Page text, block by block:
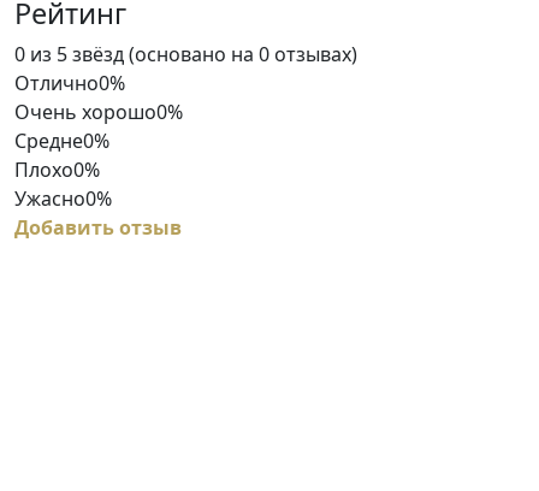
Рейтинг
Rated
0
out
of
5
0 из 5 звёзд (основано на 0 отзывах)
Отлично0%
Очень хорошо0%
Средне0%
Плохо0%
Ужасно0%
Добавить отзыв